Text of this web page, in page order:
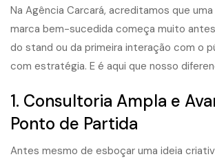
Na Agência Carcará, acreditamos que
marca bem-sucedida começa muito
do stand ou da primeira interação com o
com estratégia. E é aqui que nosso
1. Consultoria Ampla e
Ponto de Partida
Antes mesmo de esboçar uma ideia